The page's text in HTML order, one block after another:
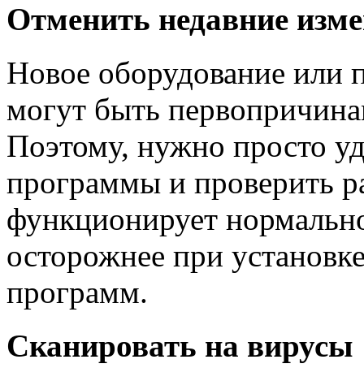
Отменить недавние
Новое оборудование или
могут быть
Поэтому, нужно просто
программы и проверить
функционирует
осторожнее при
программ.
Сканировать на вирусы